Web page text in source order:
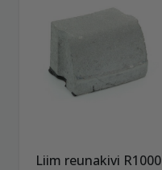
Liim reunakivi R1000